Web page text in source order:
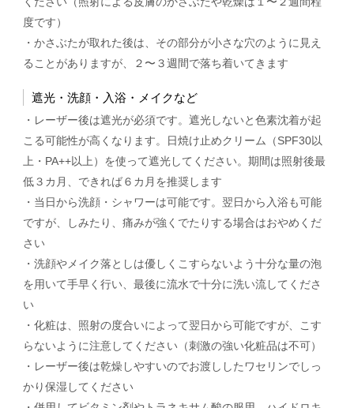
度です）
・かさぶたが取れた後は、その部分が小さな穴のように見え
ることがありますが、２〜３週間で落ち着いてきます
遮光・洗顔・入浴・メイクなど
・レーザー後は遮光が必須です。遮光しないと色素沈着が起
こる可能性が高くなります。日焼け止めクリーム（SPF30以
上・PA++以上）を使って遮光してください。期間は照射後最
低３カ月、できれば６カ月を推奨します
・当日から洗顔・シャワーは可能です。翌日から入浴も可能
ですが、しみたり、痛みが強くでたりする場合はおやめくだ
さい
・洗顔やメイク落としは優しくこすらないよう十分な量の泡
を用いて手早く行い、最後に流水で十分に洗い流してくださ
い
・化粧は、照射の度合いによって翌日から可能ですが、こす
らないように注意してください（刺激の強い化粧品は不可）
・レーザー後は乾燥しやすいのでお渡ししたワセリンでしっ
かり保湿してください